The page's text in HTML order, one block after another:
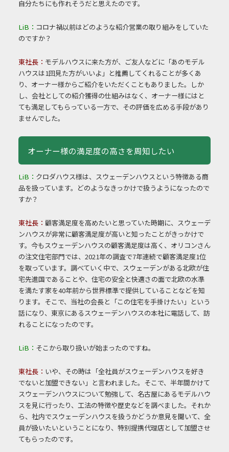
自分たちにも作れそうだと思えたのです。
LiB： コロナ禍以前はどのような紹介営業の取り組みをしていた
のですか？
東社長： モデルハウスに来た方が、ご友人などに「あのモデル
ハウスは1回見た方がいいよ」と推薦してくれることが多くあ
り、オーナー様からご紹介をいただくこともありました。しか
し、会社としての紹介獲得の仕組みはなく、オーナー様にはと
ても満足してもらっている一方で、その評価を広める手段があり
ませんでした。
オーナー様の満足度の高さを周知したい
LiB： クロダハウス様は、スウェーデンハウスという特徴ある商
品を扱っています。どのようなきっかけで扱うようになったので
すか？
東社長： 顧客満足度を高めたいと思っていた時期に、スウェーデ
ンハウスが非常に顧客満足度が高いと知ったことがきっかけで
す。今もスウェーデンハウスの顧客満足度は高く、オリコンさん
の注文住宅部門では、2021年の調査で7年連続で顧客満足度1位
を取っています。調べていく中で、スウェーデンがある北欧が住
宅先進国であることや、住宅の安全と快適さの面で北欧の水準
を満たす家を40年前から世界標準で提供していることなどを知
ります。そこで、当社の会長と「この住宅を手掛けたい」という
話になり、東京にあるスウェーデンハウスの本社に電話して、訪
れることになったのです。
LiB： そこから取り扱いが始まったのですね。
東社長： いや、その時は「全社員がスウェーデンハウスを好き
でないと加盟できない」と言われました。そこで、半年間かけて
スウェーデンハウスについて勉強して、名古屋にあるモデルハウ
スを見に行ったり、工法の特徴や歴史などを調べました。それか
ら、社内でスウェーデンハウスを扱うかどうか意見を聞いて、全
員が扱いたいということになり、特別提携代理店として加盟させ
てもらったのです。